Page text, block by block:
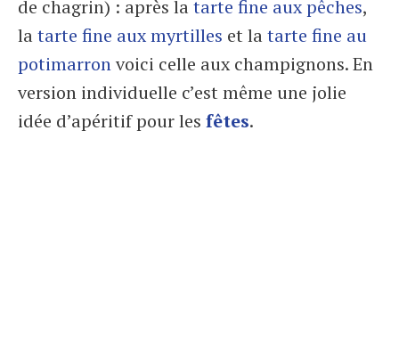
de chagrin) : après latarte fine aux pêches,
latarte fine aux myrtilles et latarte fine au
potimarronvoici celle aux champignons. En
version individuelle c’est même une jolie
idée d’apéritif pour les fêtes.